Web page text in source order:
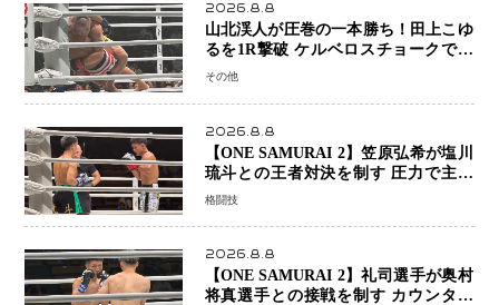
2026.8.8
山北渓人が圧巻の一本勝ち！田上こゆ
るを1R撃破 ケルベロスチョークで存
在感を示す
その他
2026.8.8
【ONE SAMURAI 2】笠原弘希が塩川
琉斗との王者対決を制す 圧力で主導
権を握り判定勝利
格闘技
2026.8.8
【ONE SAMURAI 2】礼司選手が奥村
将真選手との接戦を制す カウンター